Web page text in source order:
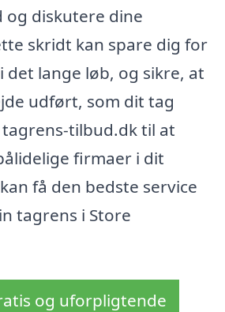
diskutere dine
skridt kan spare dig for
det lange løb, og sikre, at
udført, som dit tag
tilbud.dk til at
firmaer i dit
få den bedste service
tagrens i Store
og uforpligtende